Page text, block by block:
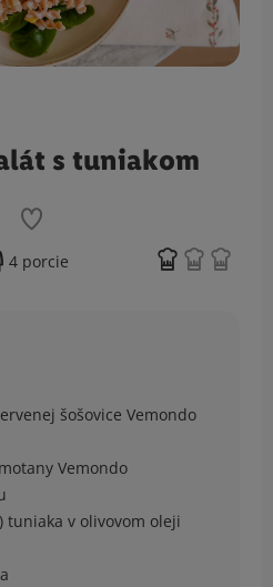
s tuniakom
4 porcie
šošovice Vemondo
Vemondo
tuniaka v olivovom oleji